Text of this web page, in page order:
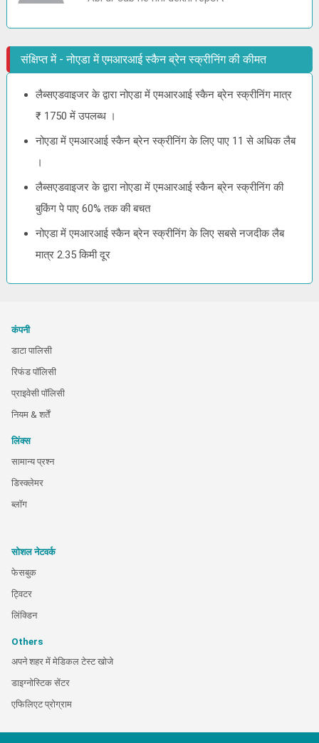
संक्षिप्त में - नोएडा में एमआरआई स्कैन ब्रेन स्क्रीनिंग की कीमत
लैब्सएडवाइजर के द्वारा नोएडा में एमआरआई स्कैन ब्रेन स्क्रीनिंग मात्र
₹ 1750 में उपलब्ध ।
नोएडा में एमआरआई स्कैन ब्रेन स्क्रीनिंग के लिए पाए 11 से अधिक लैब
।
लैब्सएडवाइजर के द्वारा नोएडा में एमआरआई स्कैन ब्रेन स्क्रीनिंग की
बुकिंग पे पाए 60% तक की बचत
नोएडा में एमआरआई स्कैन ब्रेन स्क्रीनिंग के लिए सबसे नजदीक लैब
मात्र 2.35 किमी दूर
कंपनी
डाटा पालिसी
रिफंड पॉलिसी
प्राइवेसी पॉलिसी
नियम & शर्तें
लिंक्स
सामान्य प्रश्न
डिस्क्लेमर
ब्लॉग
सोशल नेटवर्क
फेसबुक
ट्विटर
लिंक्डिन
Others
अपने शहर में मेडिकल टेस्ट खोजे
डाइग्नोस्टिक सेंटर
एफिलिएट प्रोग्राम